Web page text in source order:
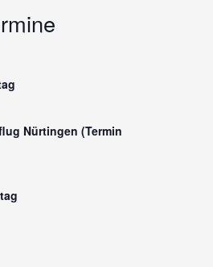
Nürtingen (Termin